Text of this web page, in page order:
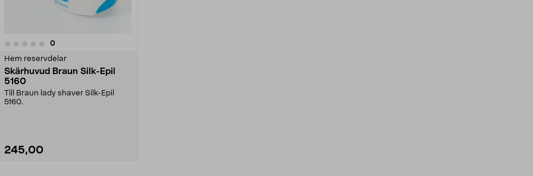
0recensioner
Hem reservdelar
Skärhuvud Braun Silk-Epil
5160
Till Braun lady shaver Silk-Epil
5160.
245,00